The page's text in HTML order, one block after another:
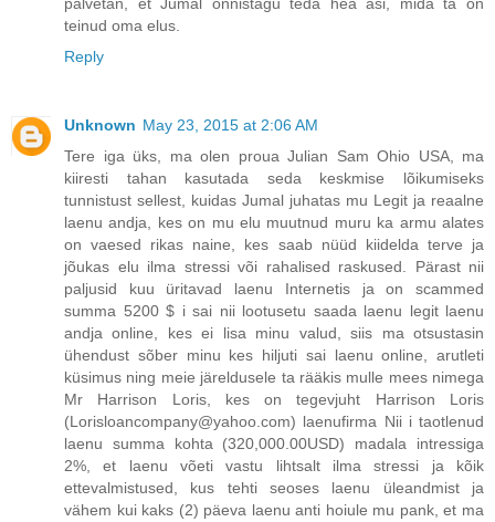
teinud oma elus.
Reply
Unknown May 23, 2015 at 2:06 AM
Tere iga üks, ma olen proua Julian Sam Ohio USA, ma
kiiresti tahan kasutada seda keskmise lõikumiseks
tunnistust sellest, kuidas Jumal juhatas mu Legit ja reaalne
laenu andja, kes on mu elu muutnud muru ka armu alates
on vaesed rikas naine, kes saab nüüd kiidelda terve ja
jõukas elu ilma stressi või rahalised raskused. Pärast nii
paljusid kuu üritavad laenu Internetis ja on scammed
summa 5200 $ i sai nii lootusetu saada laenu legit laenu
andja online, kes ei lisa minu valud, siis ma otsustasin
ühendust sõber minu kes hiljuti sai laenu online, arutleti
küsimus ning meie järeldusele ta rääkis mulle mees nimega
Mr Harrison Loris, kes on tegevjuht Harrison Loris
(Lorisloancompany@yahoo.com) laenufirma Nii i taotlenud
laenu summa kohta (320,000.00USD) madala intressiga
2%, et laenu võeti vastu lihtsalt ilma stressi ja kõik
ettevalmistused, kus tehti seoses laenu üleandmist ja
vähem kui kaks (2) päeva laenu anti hoiule mu pank, et ma